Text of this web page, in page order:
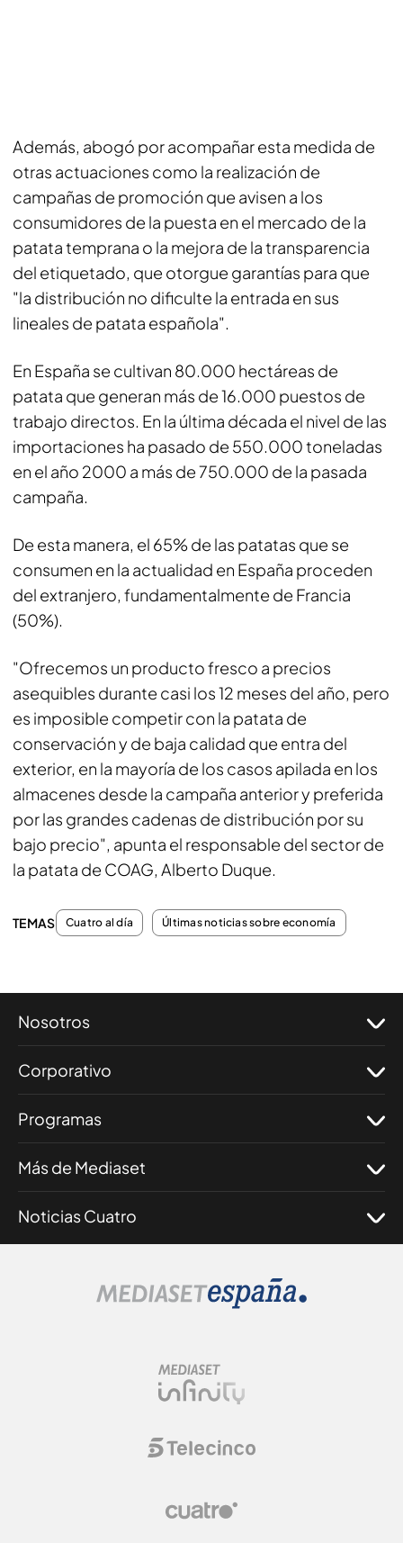
Además, abogó por acompañar esta medida de
otras actuaciones como la realización de
campañas de promoción que avisen a los
consumidores de la puesta en el mercado de la
patata temprana o la mejora de la transparencia
del etiquetado, que otorgue garantías para que
"la distribución no dificulte la entrada en sus
lineales de patata española".
En España se cultivan 80.000 hectáreas de
patata que generan más de 16.000 puestos de
trabajo directos. En la última década el nivel de las
importaciones ha pasado de 550.000 toneladas
en el año 2000 a más de 750.000 de la pasada
campaña.
De esta manera, el 65% de las patatas que se
consumen en la actualidad en España proceden
del extranjero, fundamentalmente de Francia
(50%).
"Ofrecemos un producto fresco a precios
asequibles durante casi los 12 meses del año, pero
es imposible competir con la patata de
conservación y de baja calidad que entra del
exterior, en la mayoría de los casos apilada en los
almacenes desde la campaña anterior y preferida
por las grandes cadenas de distribución por su
bajo precio", apunta el responsable del sector de
la patata de COAG, Alberto Duque.
TEMAS Cuatro al día Últimas noticias sobre economía
Nosotros
Corporativo
Programas
Más de Mediaset
Noticias Cuatro